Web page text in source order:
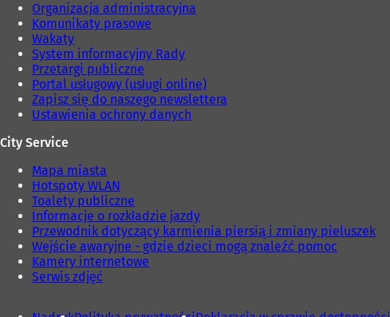
Organizacja administracyjna
Komunikaty prasowe
Wakaty
System informacyjny Rady
Przetargi publiczne
Portal usługowy (usługi online)
Zapisz się do naszego newslettera
Ustawienia ochrony danych
City Service
Mapa miasta
Hotspoty WLAN
Toalety publiczne
Informacje o rozkładzie jazdy
Przewodnik dotyczący karmienia piersią i zmiany pieluszek
Wejście awaryjne - gdzie dzieci mogą znaleźć pomoc
Kamery internetowe
Serwis zdjęć